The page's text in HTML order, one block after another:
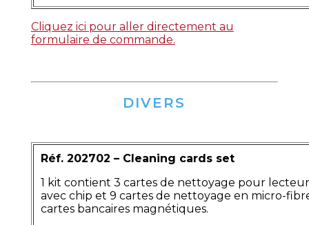
Cliquez ici pour aller directement au
formulaire de commande.
DIVERS
Réf. 202702 – Cleaning cards set
1 kit contient 3 cartes de nettoyage pour
avec chip et 9 cartes de nettoyage en micro-
cartes bancaires magnétiques.